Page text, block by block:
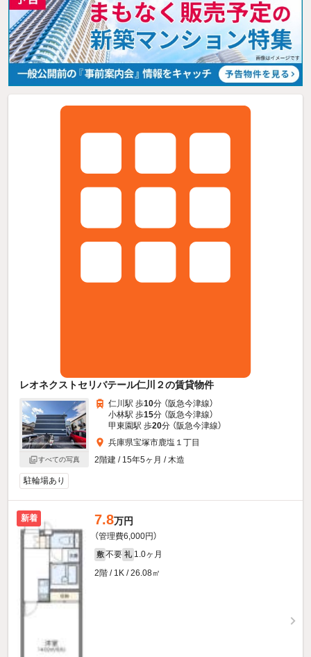
レオネクストセリバテール仁川２の賃貸物件
すべての写真
仁川駅 歩10分 （阪急今津線）
小林駅 歩15分 （阪急今津線）
甲東園駅 歩20分 （阪急今津線）
兵庫県宝塚市鹿塩１丁目
2階建 / 15年5ヶ月 / 木造
駐輪場あり
新着 7.8万円
（管理費6,000円）
敷 不要 礼 1.0ヶ月
2階 / 1K / 26.08㎡